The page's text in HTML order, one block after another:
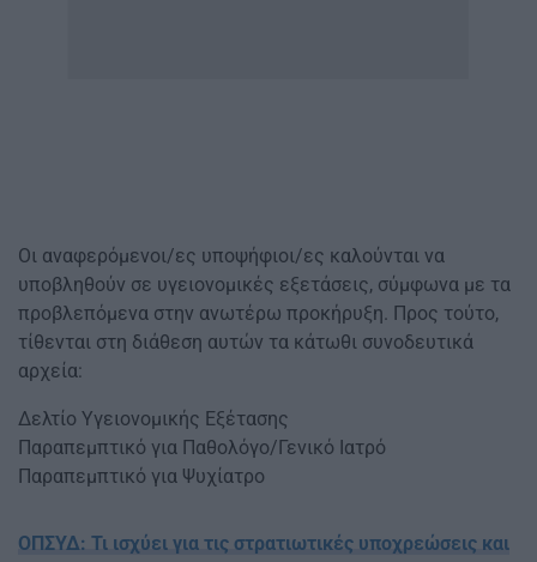
Οι αναφερόμενοι/ες υποψήφιοι/ες καλούνται να
υποβληθούν σε υγειονομικές εξετάσεις, σύμφωνα με τα
προβλεπόμενα στην ανωτέρω προκήρυξη. Προς τούτο,
τίθενται στη διάθεση αυτών τα κάτωθι συνοδευτικά
αρχεία:
Δελτίο Υγειονομικής Εξέτασης
Παραπεμπτικό για Παθολόγο/Γενικό Ιατρό
Παραπεμπτικό για Ψυχίατρο
ΟΠΣΥΔ: Τι ισχύει για τις στρατιωτικές υποχρεώσεις και